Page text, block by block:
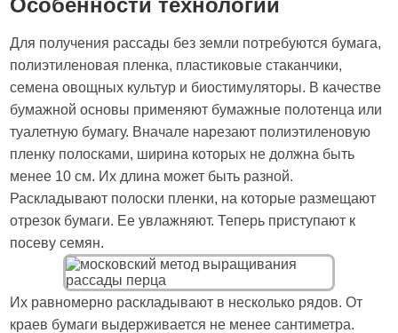
Особенности технологии
Для получения рассады без земли потребуются бумага,
полиэтиленовая пленка, пластиковые стаканчики,
семена овощных культур и биостимуляторы. В качестве
бумажной основы применяют бумажные полотенца или
туалетную бумагу. Вначале нарезают полиэтиленовую
пленку полосками, ширина которых не должна быть
менее 10 см. Их длина может быть разной.
Раскладывают полоски пленки, на которые размещают
отрезок бумаги. Ее увлажняют. Теперь приступают к
посеву семян.
Их равномерно раскладывают в несколько рядов. От
краев бумаги выдерживается не менее сантиметра.